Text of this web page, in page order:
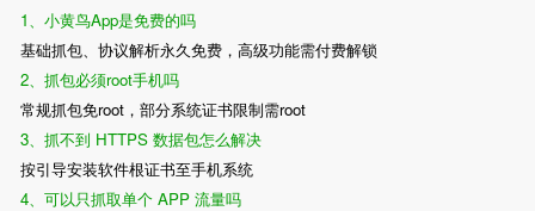
1、 小黄鸟App是免费的吗
基础抓包、协议解析永久免费，高级功能需付费解锁
2、 抓包必须root手机吗
常规抓包免root，部分系统证书限制需root
3、 抓不到 HTTPS 数据包怎么解决
按引导安装软件根证书至手机系统
4、可以只抓取单个 APP 流量吗